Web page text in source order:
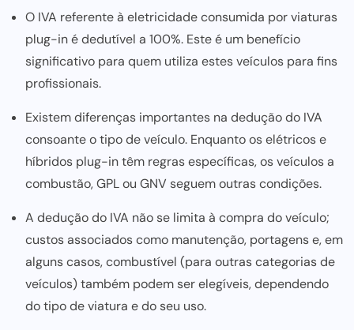
O IVA referente à eletricidade consumida por viaturas
plug-in é dedutível a 100%. Este é um benefício
significativo para quem utiliza estes veículos para fins
profissionais.
Existem diferenças importantes na dedução do IVA
consoante o tipo de veículo. Enquanto os elétricos e
híbridos plug-in têm regras específicas, os veículos a
combustão, GPL ou GNV seguem outras condições.
A dedução do IVA não se limita à compra do veículo;
custos associados como manutenção, portagens e, em
alguns casos, combustível (para outras categorias de
veículos) também podem ser elegíveis, dependendo
do tipo de viatura e do seu uso.